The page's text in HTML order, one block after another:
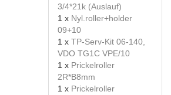
3/4*21k (Auslauf)
1 x Nyl.roller+holder
09+10
1 x TP-Serv-Kit 06-140,
VDO TG1C VPE/10
1 x Prickelroller
2R*B8mm
1 x Prickelroller